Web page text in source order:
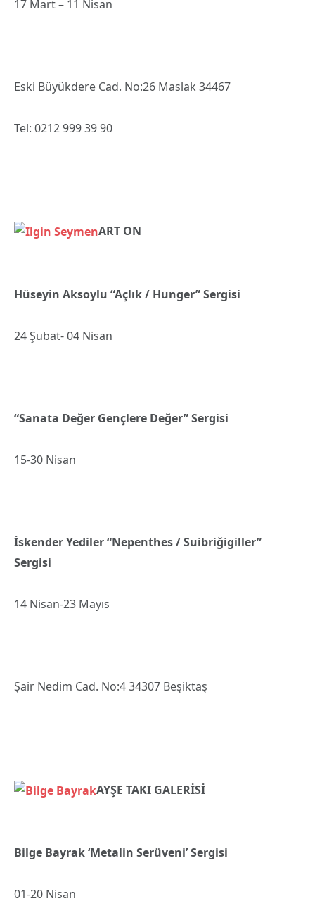
17 Mart – 11 Nisan
Eski Büyükdere Cad. No:26 Maslak 34467
Tel: 0212 999 39 90
ART ON
Hüseyin Aksoylu “Açlık / Hunger” Sergisi
24 Şubat- 04 Nisan
“Sanata Değer Gençlere Değer” Sergisi
15-30 Nisan
İskender Yediler “Nepenthes / Suibriğigiller”
Sergisi
14 Nisan-23 Mayıs
Şair Nedim Cad. No:4 34307 Beşiktaş
AYŞE TAKI GALERİSİ
Bilge Bayrak ‘Metalin Serüveni’ Sergisi
01-20 Nisan